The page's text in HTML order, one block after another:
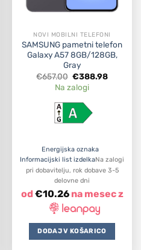
NOVI MOBILNI TELEFONI
SAMSUNG pametni telefon
Galaxy A57 8GB/128GB,
Gray
€657.00 Original
price
was:
€388.98Current
Na zalogi
Energijska oznaka
Informacijski list izdelkaNa zalogi
pri dobavitelju, rok dobave 3-5
delovne dni
od €10.26na mesec z
DODAJ V KOŠARICO